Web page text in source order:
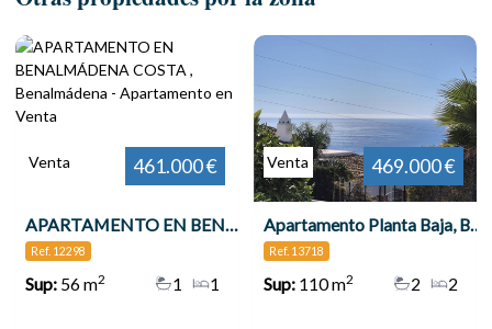
Venta 461.000 €
APARTAMENTO EN BENALMÁDENA COSTA , Benalmádena
Ref. 12298
Sup:56 m2 1
1
Venta 469.000 €
Apartamento Planta Baja, Benalmadena
Ref. 13718
Sup:110 m2 2
2